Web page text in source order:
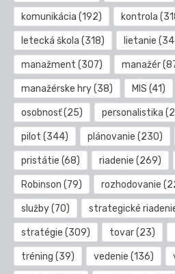
komunikácia (192) kontrola
letecká škola (318) lietanie
manažment (307) manažér
manažérske hry(38) MIS (41)
osobnosť(25) personalistika
pilot (344) plánovanie (230)
pristátie (68) riadenie (269)
Robinson (79) rozhodovanie
služby(70) strategické
stratégie (309) tovar(23)
tréning (39) vedenie (136)